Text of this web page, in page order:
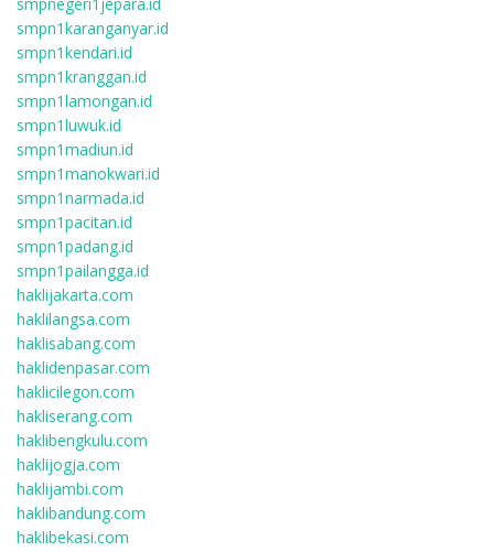
smpn1karanganyar.id
smpn1kendari.id
smpn1kranggan.id
smpn1lamongan.id
smpn1luwuk.id
smpn1madiun.id
smpn1manokwari.id
smpn1narmada.id
smpn1pacitan.id
smpn1padang.id
smpn1pailangga.id
haklijakarta.com
haklilangsa.com
haklisabang.com
haklidenpasar.com
haklicilegon.com
hakliserang.com
haklibengkulu.com
haklijogja.com
haklijambi.com
haklibandung.com
haklibekasi.com